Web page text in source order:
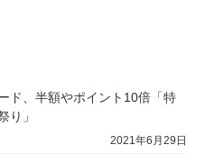
ド、半額やポイント10倍「特
り」
2021年6月29日